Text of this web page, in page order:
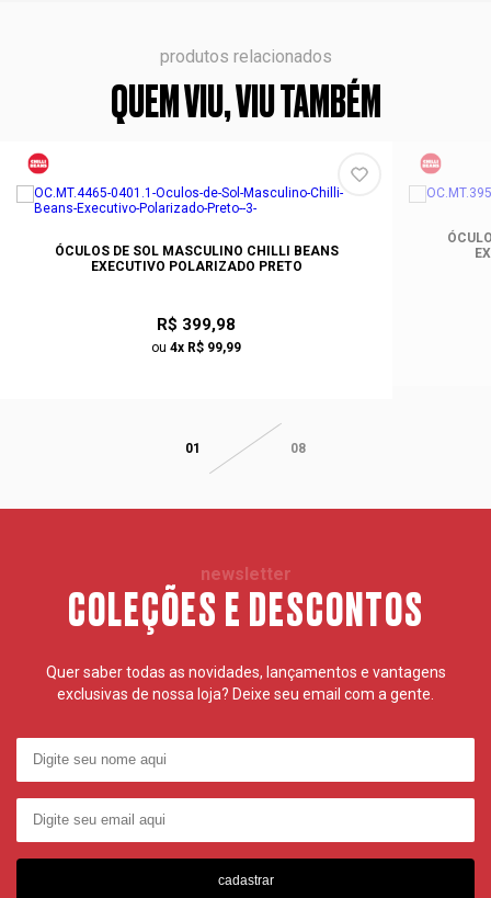
produtos relacionados
QUEM VIU, VIU TAMBÉM
ÓCULOS DE SOL MASCULINO CHILLI BEANS
EXECUTIVO POLARIZADO PRETO
R$ 399,98
ou 4x R$ 99,99
01 08
newsletter
COLEÇÕES E DESCONTOS
Quer saber todas as novidades, lançamentos e vantagens
exclusivas de nossa loja? Deixe seu email com a gente.
cadastrar